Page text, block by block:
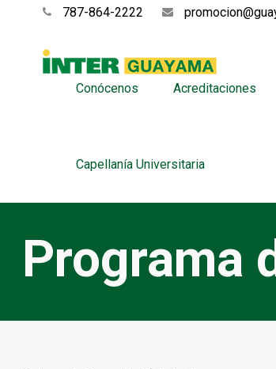
787-864-2222
Conócenos Acreditaciones
Capellanía Universitaria
Programa